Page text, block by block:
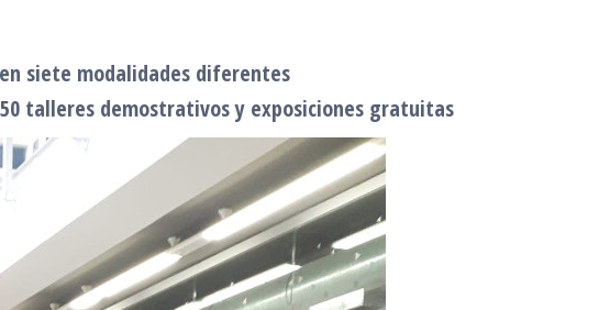
siete modalidades diferentes
talleres demostrativos y exposiciones gratuitas